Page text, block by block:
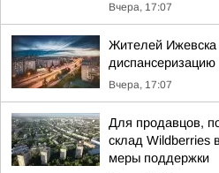
Вчера, 17:07
Жителей Ижевска
Вчера, 17:07
Для продавцов,
склад Wildberries
меры поддержки